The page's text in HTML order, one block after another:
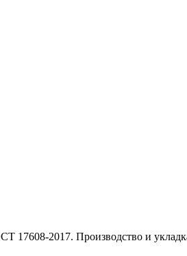
17608-2017. Производство и